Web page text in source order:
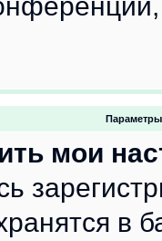
Параметры
мои
в